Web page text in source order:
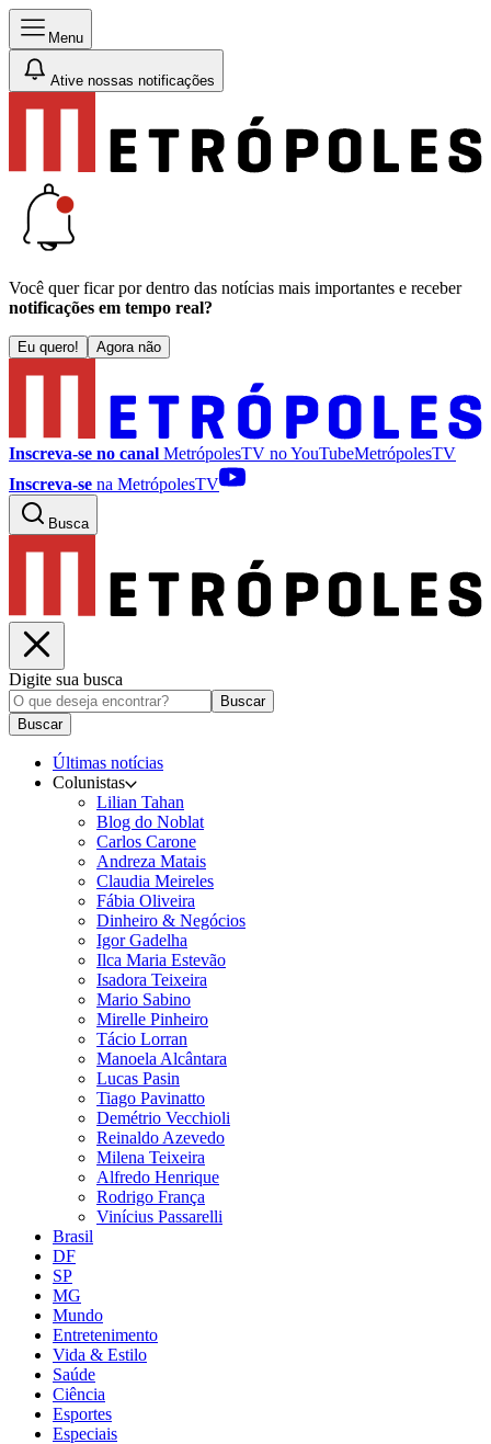
Menu
Ative nossas notificações
Você quer ficar por dentro das notícias mais importantes e receber
notificações em tempo real?
Eu quero! Agora não
Inscreva-se no canal MetrópolesTV noYouTubeMetrópolesTV
Inscreva-se na MetrópolesTV
Busca
Digite sua busca
Buscar
Buscar
Últimas notícias
Colunistas
Lilian Tahan
Blog do Noblat
Carlos Carone
Andreza Matais
Claudia Meireles
Fábia Oliveira
Dinheiro & Negócios
Igor Gadelha
Ilca Maria Estevão
Isadora Teixeira
Mario Sabino
Mirelle Pinheiro
Tácio Lorran
Manoela Alcântara
Lucas Pasin
Tiago Pavinatto
Demétrio Vecchioli
Reinaldo Azevedo
Milena Teixeira
Alfredo Henrique
Rodrigo França
Vinícius Passarelli
Brasil
DF
SP
MG
Mundo
Entretenimento
Vida & Estilo
Saúde
Ciência
Esportes
Especiais